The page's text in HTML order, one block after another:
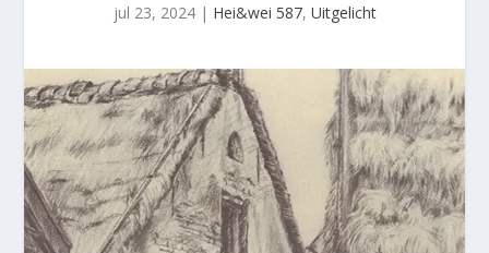
jul 23, 2024| Hei&wei 587, Uitgelicht